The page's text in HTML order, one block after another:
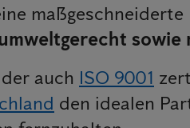
maßgeschneiderte
auch ISO 9001
den idealen